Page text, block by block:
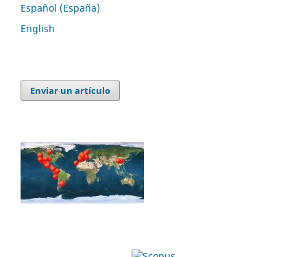
Español (España)
English
Enviar un artículo